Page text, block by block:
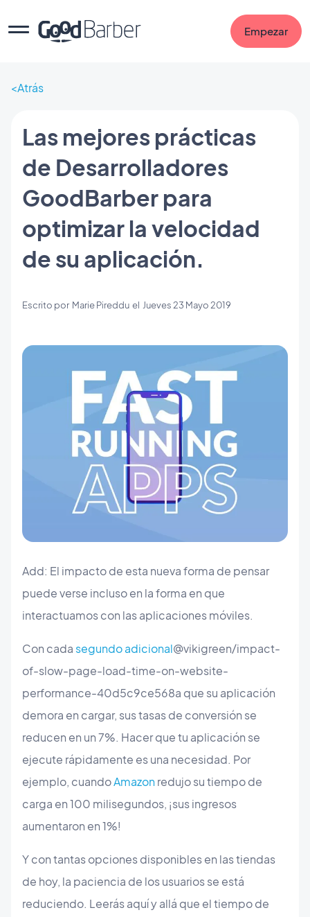
Empezar
Atrás
Las mejores prácticas
de Desarrolladores
GoodBarber para
optimizar la velocidad
de su aplicación.
Escrito por Marie Pireddu el Jueves 23 Mayo 2019
Add: El impacto de esta nueva forma de pensar
puede verse incluso en la forma en que
interactuamos con las aplicaciones móviles.
Con cada segundo adicional@vikigreen/impact-
of-slow-page-load-time-on-website-
performance-40d5c9ce568a que su aplicación
demora en cargar, sus tasas de conversión se
reducen en un 7%. Hacer que tu aplicación se
ejecute rápidamente es una necesidad. Por
ejemplo, cuandoAmazonredujo su tiempo de
carga en 100 milisegundos, ¡sus ingresos
aumentaron en 1%!
Y con tantas opciones disponibles en las tiendas
de hoy, la paciencia de los usuarios se está
reduciendo. Leerás aquí y allá que el tiempo de